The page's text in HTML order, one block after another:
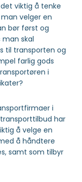
viktig å tenke
velger en
bør først og
skal
til transporten og
farlig gods
i
i
har
å velge en
å håndtere
samt som tilbyr